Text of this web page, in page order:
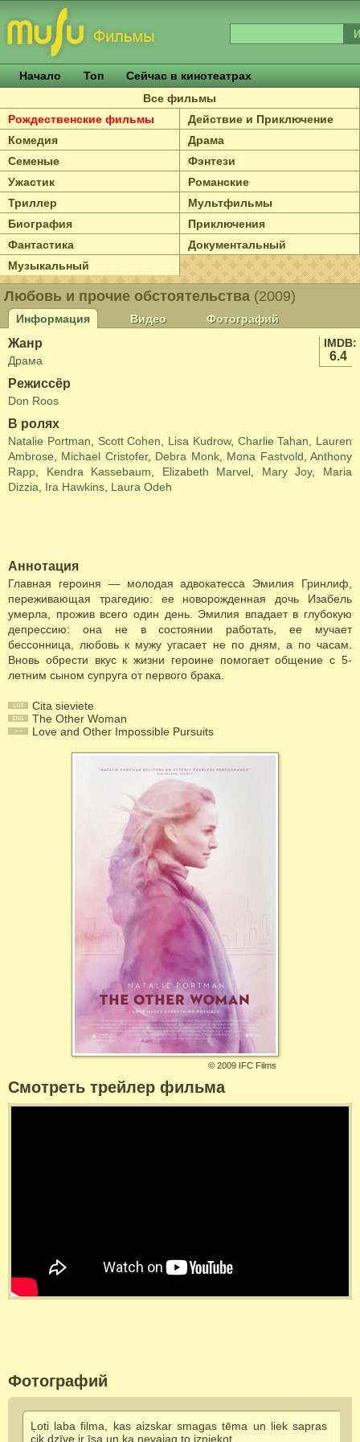
Начало Топ
Сейчас в кинотеатрах
Все фильмы
Рождественские фильмы
Действие и Приключение
Комедия
Драма
Семеные
Фэнтези
Ужастик
Романские
Триллер
Мультфильмы
Биография
Приключения
Фантастика
Документальный
Музыкальный
Любовь и прочие обстоятельства (2009)
Информация Видео
Фотографий
IMDB:
6.4
Жанр
Драма
Режиссёр
Don Roos
В ролях
Natalie Portman Scott Cohen Lisa Kudrow, Charlie Tahan
Lauren
Ambrose
Michael Cristofer, Debra Monk, Mona Fastvold ,Anthony
Rapp
Kendra Kassebaum Elizabeth Marvel Mary Joy, Maria
Dizzia
Ira Hawkins Laura Odeh
Аннотация
Главная героиня — молодая адвокатесса Эмилия Гринлиф,
переживающая трагедию: ее новорожденная дочь Изабель
умерла, прожив всего один день. Эмилия впадает в глубокую
депрессию: она не в состоянии работать, ее мучает
бессонница, любовь к мужу угасает не по дням, а по часам.
Вновь обрести вкус к жизни героине помогает общение с 5-
летним сыном супруга от первого брака.
Cita sieviete
The Other Woman
Love and Other Impossible Pursuits
© 2009 IFC Films
Смотреть трейлер фильма
Фотографий
Ļoti laba filma, kas aizskar smagas tēma un liek sapras
cik dzīve ir īsa un ka nevajag to izniekot.